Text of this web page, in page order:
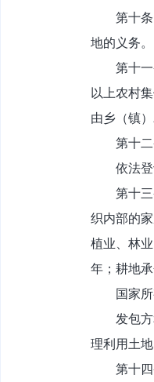
第十条
地的义务。
第十一条
以上农村
由乡（镇
第十二条
依法登记
第十三条
织内部的
植业、林
年；耕地
国家所有
发包方和
理利用土地
第十四条